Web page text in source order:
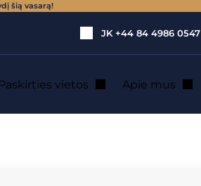
šią vasarą!
JK +44 84 4986 0547
Paskirties vietos Apie mus